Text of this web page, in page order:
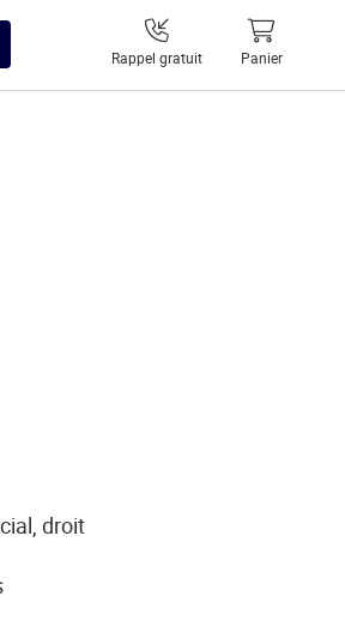
Rappel gratuit Panier
droit